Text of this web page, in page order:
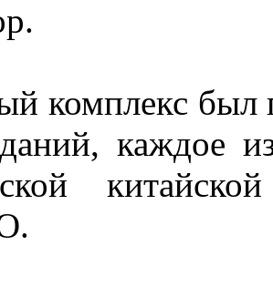
комплекс был
каждое